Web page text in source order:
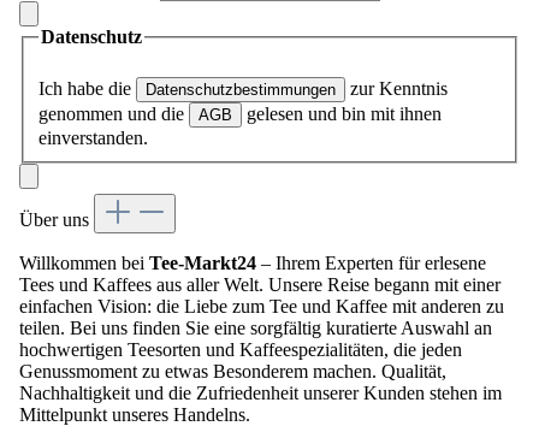
Datenschutz
Ich habe die Datenschutzbestimmungen
zur Kenntnis
genommen und die
AGB
gelesen und bin mit ihnen
einverstanden.
Über uns
Willkommen bei Tee-Markt24 – Ihrem Experten für erlesene
Tees und Kaffees aus aller Welt. Unsere Reise begann mit einer
einfachen Vision: die Liebe zum Tee und Kaffee mit anderen zu
teilen. Bei uns finden Sie eine sorgfältig kuratierte Auswahl an
hochwertigen Teesorten und Kaffeespezialitäten, die jeden
Genussmoment zu etwas Besonderem machen. Qualität,
Nachhaltigkeit und die Zufriedenheit unserer Kunden stehen im
Mittelpunkt unseres Handelns.